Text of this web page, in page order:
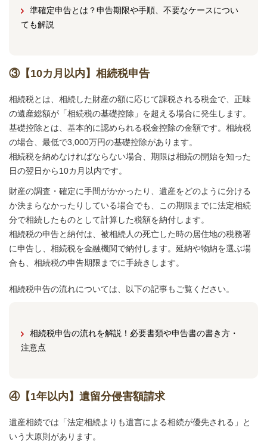
準確定申告とは？申告期限や手順、不要なケースについ
ても解説
③【10カ月以内】相続税申告
相続税とは、相続した財産の額に応じて課税される税金で、正味
の遺産総額が「相続税の基礎控除」を超える場合に発生します。
基礎控除とは、基本的に認められる税金控除の金額です。相続税
の場合、最低で3,000万円の基礎控除があります。
相続税を納めなければならない場合、期限は相続の開始を知った
日の翌日から10カ月以内です。
財産の調査・確定に手間がかかったり、遺産をどのように分ける
か決まらなかったりしている場合でも、この期限までに法定相続
分で相続したものとして計算した税額を納付します。
相続税の申告と納付は、被相続人の死亡した時の居住地の税務署
に申告し、相続税を金融機関で納付します。延納や物納を選ぶ場
合も、相続税の申告期限までに手続きします。
相続税申告の流れについては、以下の記事もご覧ください。
相続税申告の流れを解説！必要書類や申告書の書き方・
注意点
④【1年以内】遺留分侵害額請求
遺産相続では「法定相続よりも遺言による相続が優先される」と
いう大原則があります。